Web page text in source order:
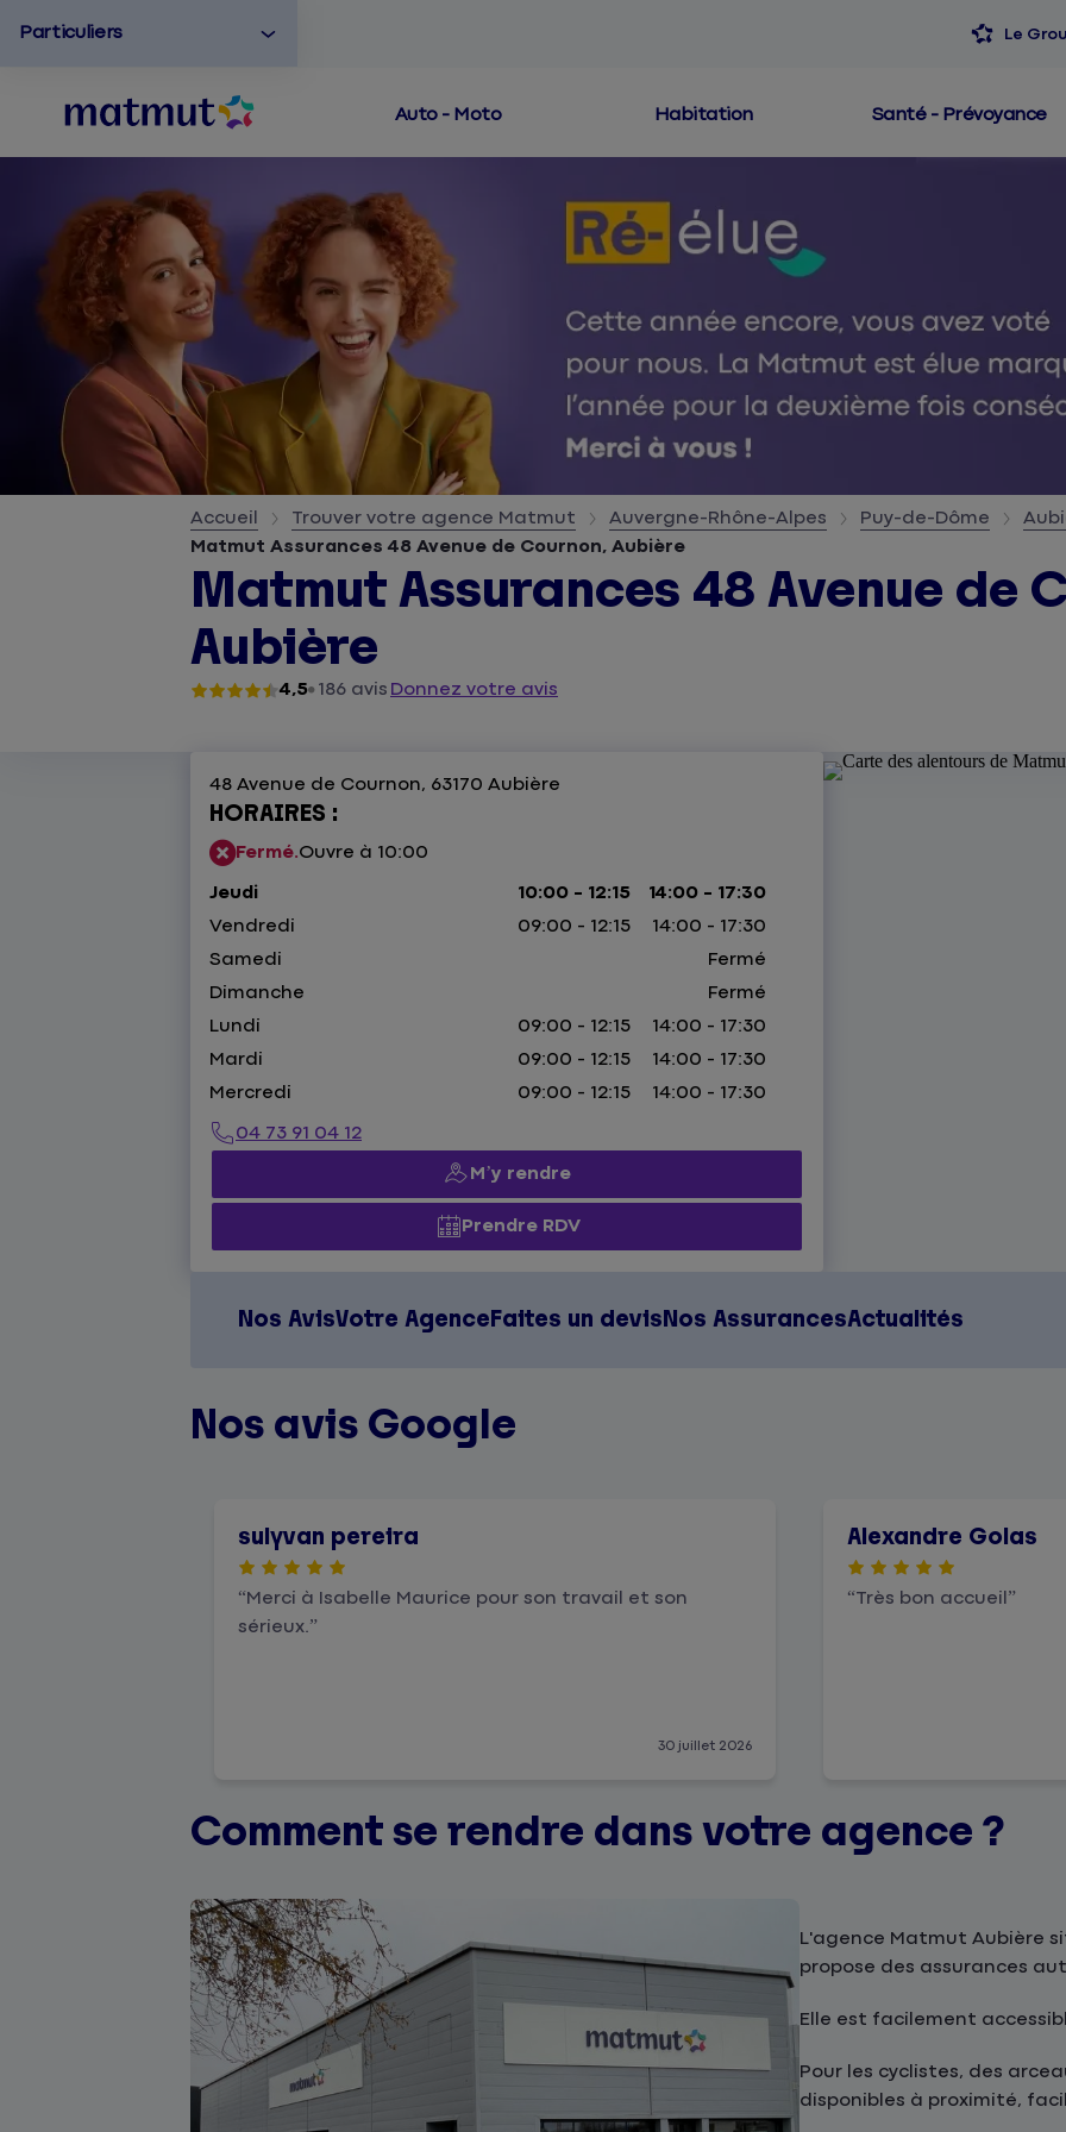
Particuliers Le
Auto - Moto Habitation Santé - Prévoyance
Accueil Trouver votre agence Matmut Auvergne-Rhône-Alpes Puy-de-Dôme
Matmut Assurances 48 Avenue de Cournon, Aubière
Matmut Assurances 48 Avenue de
Aubière
4,5 186 avis Donnez votre avis
48 Avenue de Cournon, 63170 Aubière
HORAIRES :
Fermé.Ouvre à 10:00
Jeudi
10:00 - 12:15
14:00 - 17:30
Vendredi
09:00 - 12:15
14:00 - 17:30
Samedi
Fermé
Dimanche
Fermé
Lundi
09:00 - 12:15
14:00 - 17:30
Mardi
09:00 - 12:15
14:00 - 17:30
Mercredi
09:00 - 12:15
14:00 - 17:30
04 73 91 04 12
M’y rendre
Prendre RDV
Nos AvisVotre Agence Faites un devis Nos AssurancesActualités
Nos avis Google
sulyvan pereira
30 juillet 2026
Merci à Isabelle Maurice pour son travail et son
sérieux.
Alexandre Golas
Très bon accueil
Comment se rendre dans votre agence ?
L'agence Matmut Aubière
propose des assurances
Elle est facilement
Pour les cyclistes, des
disponibles à proximité,